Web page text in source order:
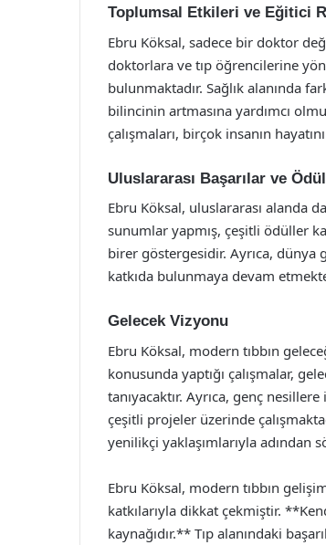
Toplumsal Etkileri ve Eğitici
Ebru Köksal, sadece bir doktor
doktorlara ve tıp öğrencilerine
bulunmaktadır. Sağlık alanında
bilincinin artmasına yardımcı
çalışmaları, birçok insanın
Uluslararası Başarılar ve
Ebru Köksal, uluslararası alanda
sunumlar yapmış, çeşitli ödüller
birer göstergesidir. Ayrıca, dünya
katkıda bulunmaya devam
Gelecek Vizyonu
Ebru Köksal, modern tıbbın
konusunda yaptığı çalışmalar,
tanıyacaktır. Ayrıca, genç
çeşitli projeler üzerinde
yenilikçi yaklaşımlarıyla adından
Ebru Köksal, modern tıbbın
katkılarıyla dikkat çekmiştir.
kaynağıdır.** Tıp alanındaki